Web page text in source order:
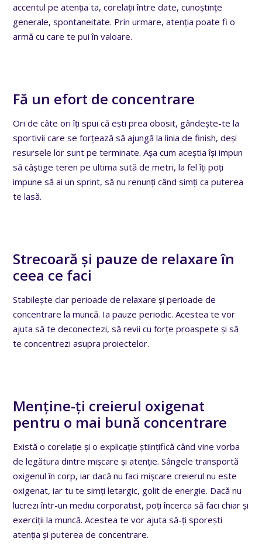
accentul pe atenția ta, corelații între date, cunoștințe
generale, spontaneitate. Prin urmare, atenția poate fi o
armă cu care te pui în valoare.
Fă un efort de concentrare
Ori de câte ori îți spui că ești prea obosit, gândește-te la
sportivii care se forțează să ajungă la linia de finish, deși
resursele lor sunt pe terminate. Așa cum aceștia își impun
să câștige teren pe ultima sută de metri, la fel îți poți
impune să ai un sprint, să nu renunți când simți ca puterea
te lasă.
Strecoară și pauze de relaxare în
ceea ce faci
Stabilește clar perioade de relaxare și perioade de
concentrare la muncă. Ia pauze periodic. Acestea te vor
ajuta să te deconectezi, să revii cu forțe proaspete și să
te concentrezi asupra proiectelor.
Menține-ți creierul oxigenat
pentru o mai bună concentrare
Există o corelație și o explicație științifică când vine vorba
de legătura dintre mișcare și atenție. Sângele transportă
oxigenul în corp, iar dacă nu faci mișcare creierul nu este
oxigenat, iar tu te simți letargic, golit de energie. Dacă nu
lucrezi într-un mediu corporatist, poți încerca să faci chiar și
exerciții la muncă. Acestea te vor ajuta să-ți sporești
atenția și puterea de concentrare.